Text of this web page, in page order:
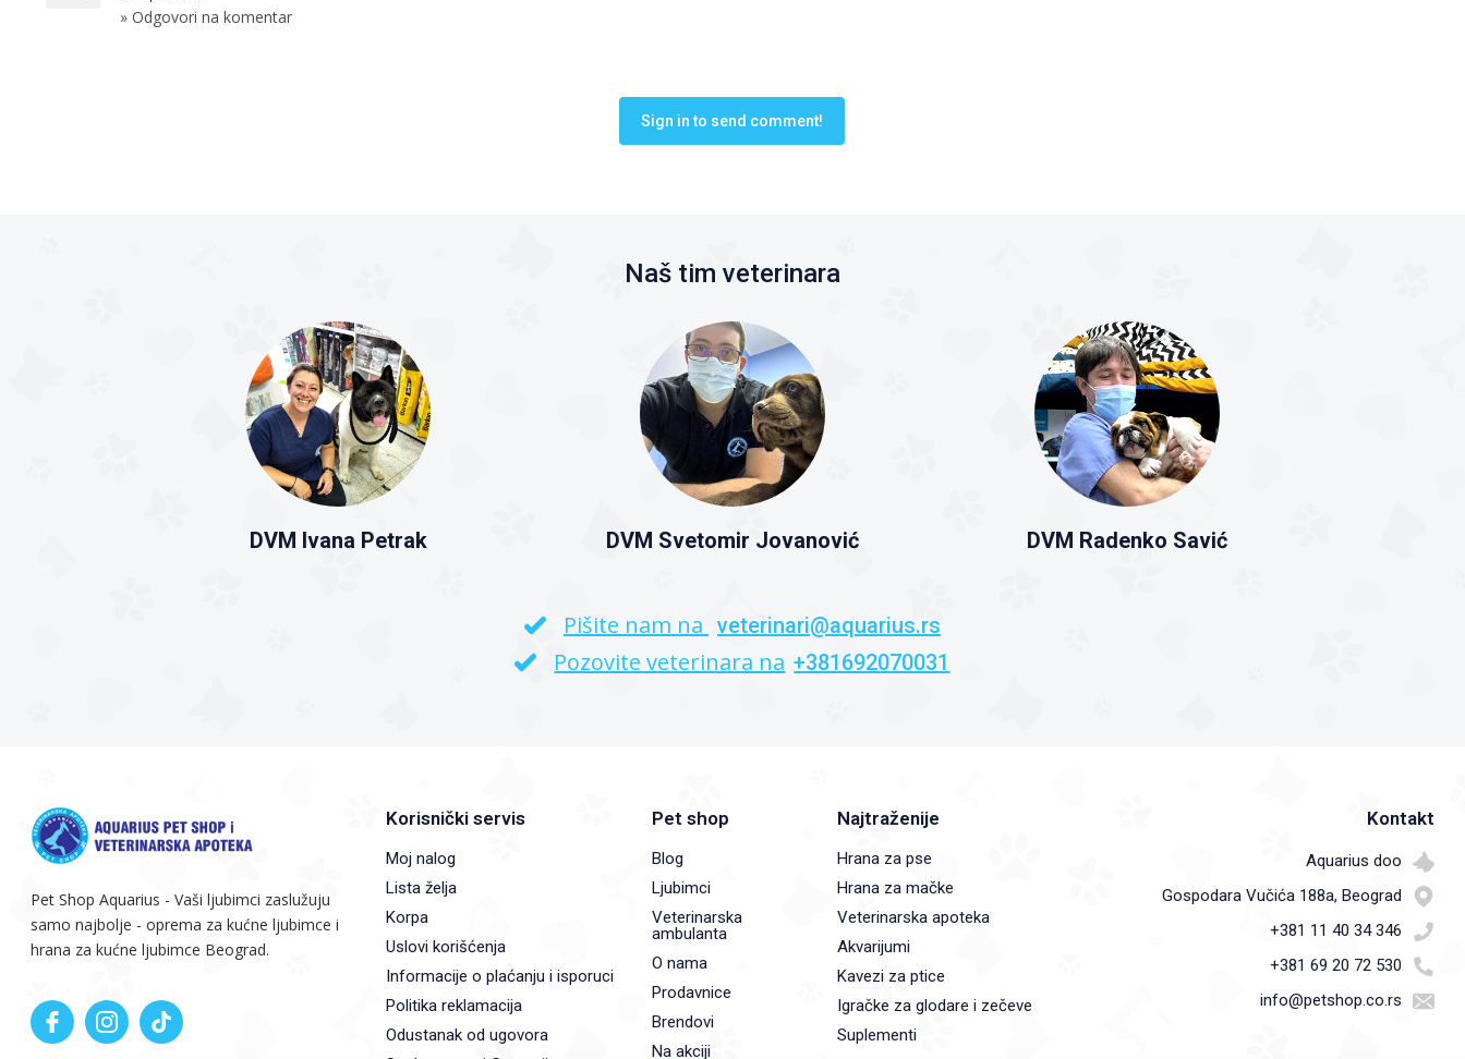
» Odgovori na komentar
Sign in to send comment!
Naš tim veterinara
DVM Ivana Petrak DVM Svetomir Jovanović DVM Radenko Savić
Pišite nam na veterinari@aquarius.rs
Pozovite veterinara na +381692070031
Pet Shop Aquarius - Vaši ljubimci zaslužuju
samo najbolje - oprema za kućne ljubimce i
hrana za kućne ljubimce Beograd.
Korisnički servis
Moj nalog
Lista želja
Korpa
Uslovi korišćenja
Informacije o plaćanju i isporuci
Politika reklamacija
Odustanak od ugovora
Pet shop
Blog
Ljubimci
Veterinarska
ambulanta
O nama
Prodavnice
Brendovi
Na akciji
Najtraženije
Hrana za pse
Hrana za mačke
Veterinarska apoteka
Akvarijumi
Kavezi za ptice
Igračke za glodare i zečeve
Suplementi
Kontakt
Aquarius doo
Gospodara Vučića 188a, Beograd
+381 11 40 34 346
+381 69 20 72 530
info@petshop.co.rs